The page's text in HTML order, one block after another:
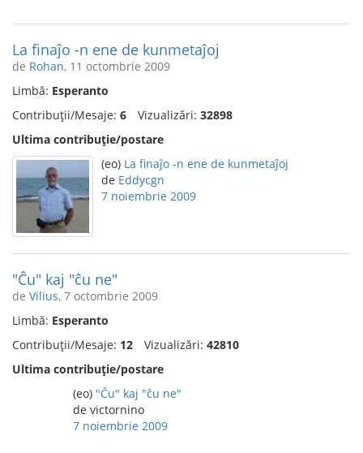
La finaĵo -n ene de kunmetaĵoj
de Rohan, 11 octombrie 2009
Limbă: Esperanto
Contribuții/Mesaje: 6 Vizualizări: 32898
Ultima contribuție/postare
(eo) La finaĵo -n ene de kunmetaĵoj
de Eddycgn
7 noiembrie 2009
"Ĉu" kaj "ĉu ne"
de Vilius, 7 octombrie 2009
Limbă: Esperanto
Contribuții/Mesaje: 12 Vizualizări: 42810
Ultima contribuție/postare
(eo) "Ĉu" kaj "ĉu ne"
de victornino
7 noiembrie 2009